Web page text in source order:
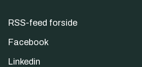
RSS-feed forside
Facebook
Linkedin